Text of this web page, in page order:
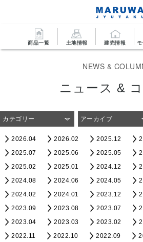
商品一覧 土地情報 建売情報 モ
NEWS &
ニュース &
カテゴリー アーカイブ
2026.04 2026.02 2025.12
2025.07
2025.06 2025.05
2025.02
2025.01 2024.12
2024.08
2024.06 2024.05
2024.02
2024.01 2023.12
2023.09
2023.08 2023.07
2023.04
2023.03 2023.02
2022.11
2022.10 2022.09